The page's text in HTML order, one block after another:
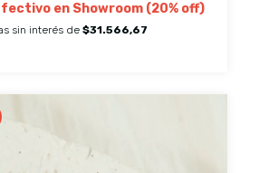
en Showroom (20% off)
sin interés de $31.566,67